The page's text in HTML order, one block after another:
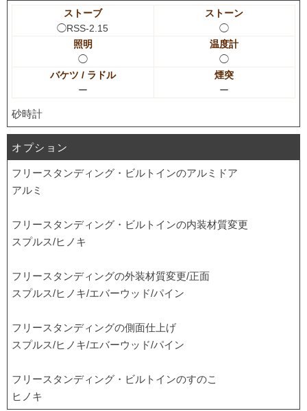
ストーブ
◯RSS-2.15
ストーン
◯
照明
◯
温度計
◯
バケツ / ラドル
ー
煙突
ー
砂時計
オプション
フリースタンディング・ビルトインのアルミドア
アルミ
フリースタンディング・ビルトインの内装材質変更
スプルス/ヒノキ
フリースタンディングの外装材質変更/正面
スプルス/ヒノキ/エバーウッド/パイン
フリースタンディングの側面仕上げ
スプルス/ヒノキ/エバーウッド/パイン
フリースタンディング・ビルトインのすのこ
ヒノキ